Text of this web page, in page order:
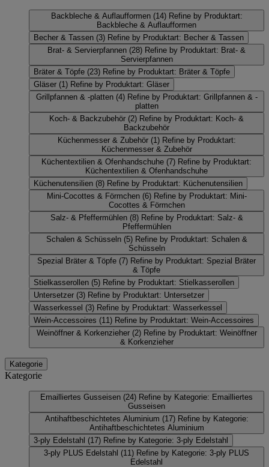
Backbleche & Auflaufformen (14) Refine by Produktart:
Backbleche & Auflaufformen
Becher & Tassen (3) Refine by Produktart: Becher & Tassen
Brat- & Servierpfannen (28) Refine by Produktart: Brat- &
Servierpfannen
Bräter & Töpfe (23) Refine by Produktart: Bräter & Töpfe
Gläser (1) Refine by Produktart: Gläser
Grillpfannen & -platten (4) Refine by Produktart: Grillpfannen & -
platten
Koch- & Backzubehör (2) Refine by Produktart: Koch- &
Backzubehör
Küchenmesser & Zubehör (1) Refine by Produktart:
Küchenmesser & Zubehör
Küchentextilien & Ofenhandschuhe (7) Refine by Produktart:
Küchentextilien & Ofenhandschuhe
Küchenutensilien (8) Refine by Produktart: Küchenutensilien
Mini-Cocottes & Förmchen (6) Refine by Produktart: Mini-
Cocottes & Förmchen
Salz- & Pfeffermühlen (8) Refine by Produktart: Salz- &
Pfeffermühlen
Schalen & Schüsseln (5) Refine by Produktart: Schalen &
Schüsseln
Spezial Bräter & Töpfe (7) Refine by Produktart: Spezial Bräter
& Töpfe
Stielkasserollen (5) Refine by Produktart: Stielkasserollen
Untersetzer (3) Refine by Produktart: Untersetzer
Wasserkessel (3) Refine by Produktart: Wasserkessel
Wein-Accessoires (11) Refine by Produktart: Wein-Accessoires
Weinöffner & Korkenzieher (2) Refine by Produktart: Weinöffner
& Korkenzieher
Kategorie
Kategorie
Emailliertes Gusseisen (24) Refine by Kategorie: Emailliertes
Gusseisen
Antihaftbeschichtetes Aluminium (17) Refine by Kategorie:
Antihaftbeschichtetes Aluminium
3-ply Edelstahl (17) Refine by Kategorie: 3-ply Edelstahl
3-ply PLUS Edelstahl (11) Refine by Kategorie: 3-ply PLUS
Edelstahl